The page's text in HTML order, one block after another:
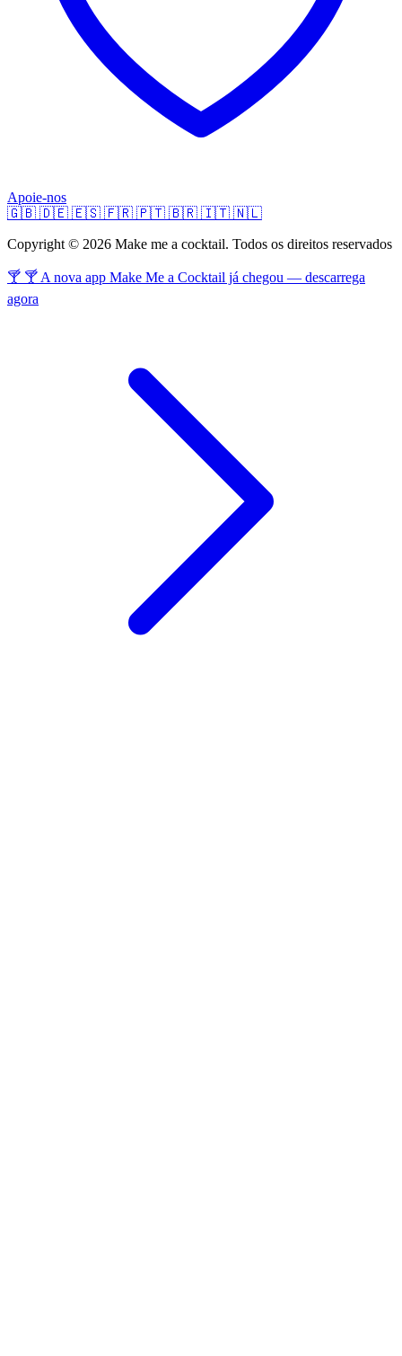
Apoie-nos
🇬🇧 🇩🇪 🇪🇸 🇫🇷 🇵🇹 🇧🇷 🇮🇹 🇳🇱
Copyright © 2026 Make me a cocktail. Todos os direitos reservados
🍸 🍸 A nova app Make Me a Cocktail já chegou — descarrega
agora